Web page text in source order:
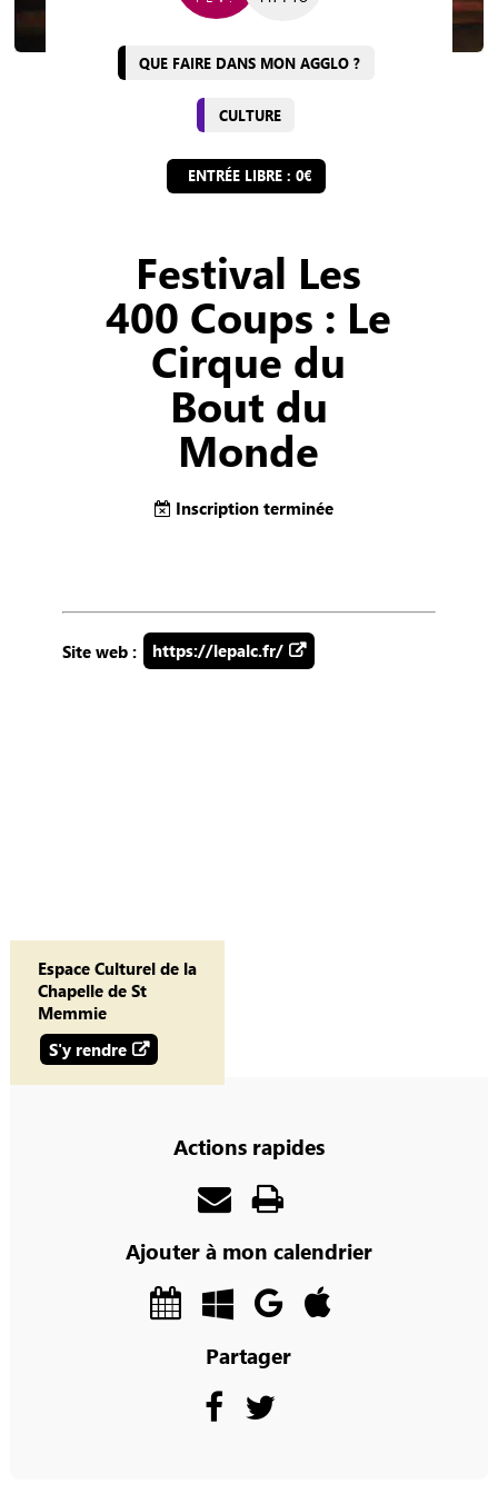
QUE FAIRE DANS MON AGGLO ?
CULTURE
ENTRÉE LIBRE : 0€
Festival Les
400 Coups : Le
Cirque du
Bout du
Monde
Inscription terminée
Site web : https://lepalc.fr/
Espace Culturel de la
Chapelle de St
Memmie
S'y rendre
Actions rapides
Ajouter à mon calendrier
Partager